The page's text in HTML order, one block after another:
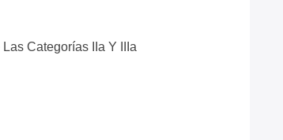
Categorías IIa Y IIIa